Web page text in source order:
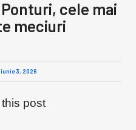
cele mai
meciuri
iunie 3, 2026
post